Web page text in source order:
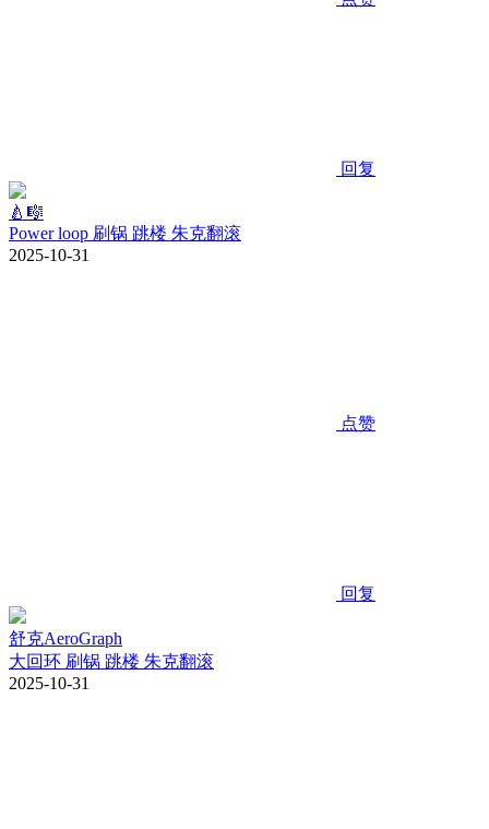
回复
🍐🎼
Power loop 刷锅 跳楼 朱克翻滚
2025-10-31
点赞
回复
舒克AeroGraph
大回环 刷锅 跳楼 朱克翻滚
2025-10-31